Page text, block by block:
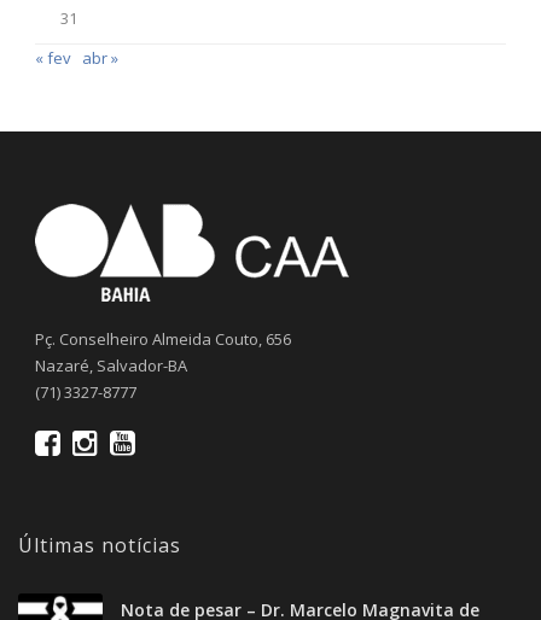
31
« fev abr »
Pç. Conselheiro Almeida Couto, 656
Nazaré, Salvador-BA
(71) 3327-8777
Últimas notícias
Nota de pesar – Dr. Marcelo Magnavita de